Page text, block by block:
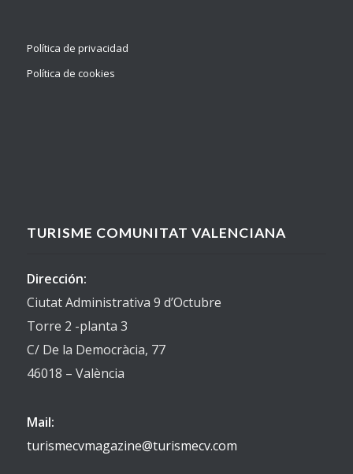
Política de privacidad
Política de cookies
TURISME COMUNITAT VALENCIANA
Dirección:
Ciutat Administrativa 9 d’Octubre
Torre 2 -planta 3
C/ De la Democràcia, 77
46018 – València
Mail:
turismecvmagazine@turismecv.com